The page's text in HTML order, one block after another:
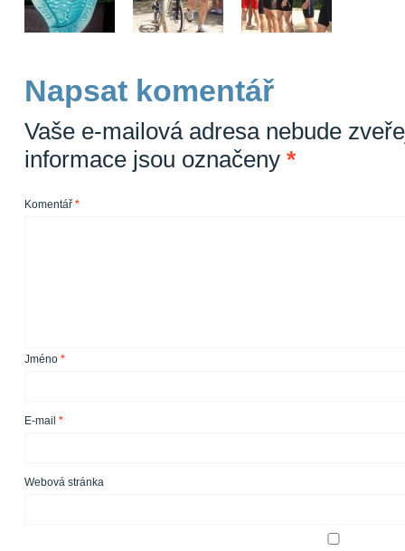
Napsat komentář
Vaše e-mailová adresa nebude
informace jsou označeny *
Komentář *
Jméno *
E-mail *
Webová stránka